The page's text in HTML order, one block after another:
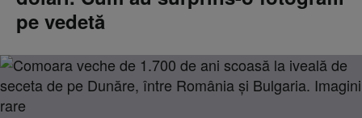
pe vedetă